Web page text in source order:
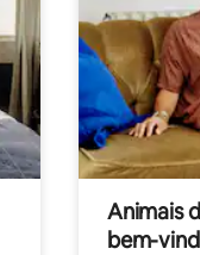
Animais
bem-